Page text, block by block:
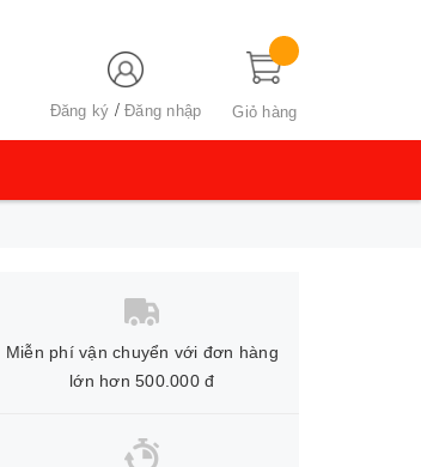
Đăng ký /Đăng nhập Giỏ hàng
Miễn phí vận chuyển với đơn hàng
lớn hơn 500.000 đ